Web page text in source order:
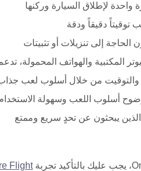
لإطلاق السيارة وركنها
توقيتاً دقيقاً ودقة
إلى تنزيلات أو تثبيتات
المكتبية والهواتف المحمولة،
والتوقيت من خلال أسلوب لعب
أسلوب اللعب وسهولة
الذين يبحثون عن تحدٍ سريع وممتع
Flight